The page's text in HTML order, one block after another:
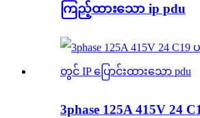
ကြည့်ထားသော ip pdu
3phase 125A 415V 24